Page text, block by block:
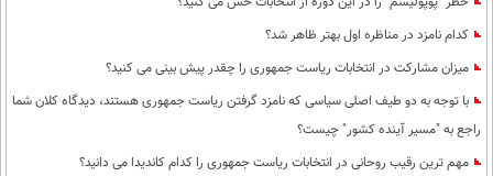
کدام نامزد در مناظره اول بهتر ظاهر شد؟
میزان مشارکت در انتخابات ریاست جمهوری را چقدر پیش بینی می کنید؟
با توجه به دو طیف اصلی سیاسی که نامزد گرفتن ریاست جمهوری هستند، دیدگاه کلان شما
راجع به "مسیر آینده کشور" چیست؟
مهم ترین رقیب روحانی در انتخابات ریاست جمهوری را کدام کاندیدا می دانید؟